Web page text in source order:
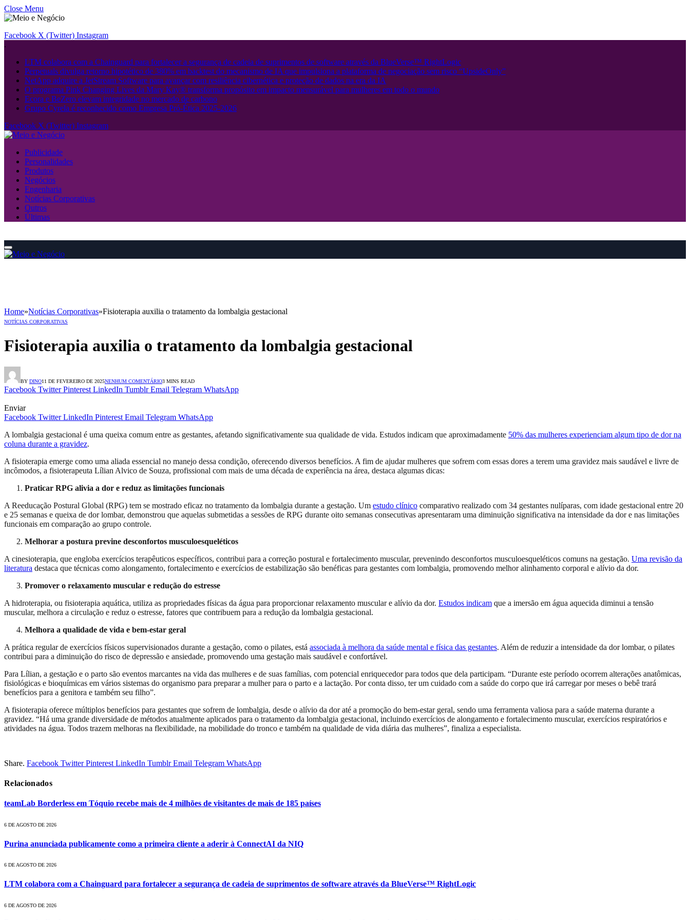
Close Menu
Facebook X (Twitter) Instagram
.
LTM colabora com a Chainguard para fortalecer a segurança de cadeia de suprimentos de software através da BlueVerse™ RightLogic
Perpetuals divulga retorno hipotético de 380% em backtest do mecanismo de IA que impulsiona a plataforma de negociação sem risco “UpsideOnly”
NetApp adquire a JetStream Software para avançar com resiliência cibernética e proteção de dados na era da IA
O programa Pink Changing Lives da Mary Kay® transforma propósito em impacto mensurável para mulheres em todo o mundo
Ecora e BeZero elevam integridade no mercado de carbono
Grupo Cyrela é reconhecido como Empresa Pró-Ética 2025-2026
Facebook X (Twitter) Instagram
Publicidade
Personalidades
Produtos
Negócios
Engenharia
Notícias Corporativas
Outros
Últimas
Home»Notícias Corporativas»Fisioterapia auxilia o tratamento da lombalgia gestacional
NOTÍCIAS CORPORATIVAS
Fisioterapia auxilia o tratamento da lombalgia gestacional
BY DINO11 DE FEVEREIRO DE 2025NENHUM COMENTÁRIO3 MINS READ
Facebook Twitter Pinterest LinkedIn Tumblr Email Telegram WhatsApp
Enviar
Facebook Twitter LinkedIn Pinterest Email Telegram WhatsApp
A lombalgia gestacional é uma queixa comum entre as gestantes, afetando significativamente sua qualidade de vida. Estudos indicam que aproximadamente 50% das mulheres experienciam algum tipo de dor na
coluna durante a gravidez.
A fisioterapia emerge como uma aliada essencial no manejo dessa condição, oferecendo diversos benefícios. A fim de ajudar mulheres que sofrem com essas dores a terem uma gravidez mais saudável e livre de
incômodos, a fisioterapeuta Lílian Alvico de Souza, profissional com mais de uma década de experiência na área, destaca algumas dicas:
Praticar RPG alivia a dor e reduz as limitações funcionais
A Reeducação Postural Global (RPG) tem se mostrado eficaz no tratamento da lombalgia durante a gestação. Um estudo clínico comparativo realizado com 34 gestantes nulíparas, com idade gestacional entre 20
e 25 semanas e queixa de dor lombar, demonstrou que aquelas submetidas a sessões de RPG durante oito semanas consecutivas apresentaram uma diminuição significativa na intensidade da dor e nas limitações
funcionais em comparação ao grupo controle.
Melhorar a postura previne desconfortos musculoesqueléticos
A cinesioterapia, que engloba exercícios terapêuticos específicos, contribui para a correção postural e fortalecimento muscular, prevenindo desconfortos musculoesqueléticos comuns na gestação. Uma revisão da
literatura destaca que técnicas como alongamento, fortalecimento e exercícios de estabilização são benéficas para gestantes com lombalgia, promovendo melhor alinhamento corporal e alívio da dor.
Promover o relaxamento muscular e redução do estresse
A hidroterapia, ou fisioterapia aquática, utiliza as propriedades físicas da água para proporcionar relaxamento muscular e alívio da dor. Estudos indicam que a imersão em água aquecida diminui a tensão
muscular, melhora a circulação e reduz o estresse, fatores que contribuem para a redução da lombalgia gestacional.
Melhora a qualidade de vida e bem-estar geral
A prática regular de exercícios físicos supervisionados durante a gestação, como o pilates, está associada à melhora da saúde mental e física das gestantes. Além de reduzir a intensidade da dor lombar, o pilates
contribui para a diminuição do risco de depressão e ansiedade, promovendo uma gestação mais saudável e confortável.
Para Lílian, a gestação e o parto são eventos marcantes na vida das mulheres e de suas famílias, com potencial enriquecedor para todos que dela participam. “Durante este período ocorrem alterações anatômicas,
fisiológicas e bioquímicas em vários sistemas do organismo para preparar a mulher para o parto e a lactação. Por conta disso, ter um cuidado com a saúde do corpo que irá carregar por meses o bebê trará
benefícios para a genitora e também seu filho”.
A fisioterapia oferece múltiplos benefícios para gestantes que sofrem de lombalgia, desde o alívio da dor até a promoção do bem-estar geral, sendo uma ferramenta valiosa para a saúde materna durante a
gravidez. “Há uma grande diversidade de métodos atualmente aplicados para o tratamento da lombalgia gestacional, incluindo exercícios de alongamento e fortalecimento muscular, exercícios respiratórios e
atividades na água. Todos trazem melhoras na flexibilidade, na mobilidade do tronco e também na qualidade de vida diária das mulheres”, finaliza a especialista.
Share. Facebook Twitter Pinterest LinkedIn Tumblr Email Telegram WhatsApp
Relacionados
teamLab Borderless em Tóquio recebe mais de 4 milhões de visitantes de mais de 185 países
6 DE AGOSTO DE 2026
Purina anunciada publicamente como a primeira cliente a aderir à ConnectAI da NIQ
6 DE AGOSTO DE 2026
LTM colabora com a Chainguard para fortalecer a segurança de cadeia de suprimentos de software através da BlueVerse™ RightLogic
6 DE AGOSTO DE 2026